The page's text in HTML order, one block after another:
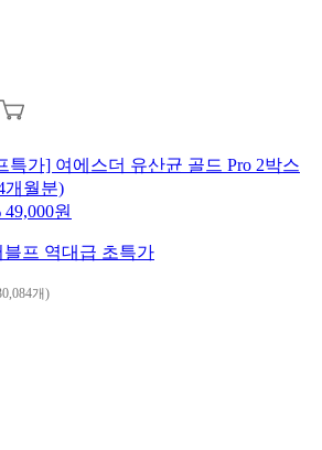
특가] 여에스더 유산균 골드 Pro 2박스
개월분)
49,000원
블프 역대급 초특가
개)